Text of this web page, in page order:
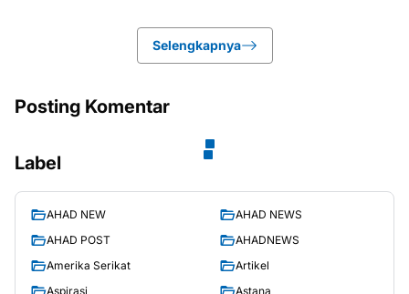
Selengkapnya
Posting Komentar
Label
AHAD NEW
AHAD NEWS
AHAD POST
AHADNEWS
Amerika Serikat
Artikel
Aspirasi
Astana